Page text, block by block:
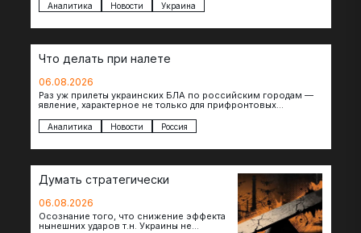
которых будет…
Аналитика Новости Украина
Что делать при налете
06.08.2026
Раз уж прилеты украинских БЛА по российским городам —
явление, характерное не только для прифронтовых
Аналитика Новости Россия
Думать стратегически
06.08.2026
Осознание того, что снижение эффекта
нынешних ударов т.н. Украины не